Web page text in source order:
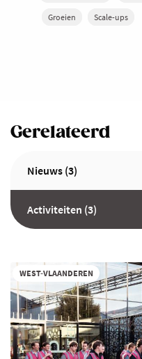
Groeien Scale-ups
Gerelateerd
Nieuws (3)
Activiteiten (3)
WEST-VLAANDEREN